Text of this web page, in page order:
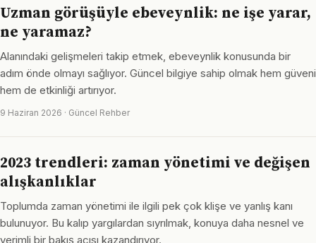
Uzman görüşüyle ebeveynlik: ne işe yarar,
ne yaramaz?
Alanındaki gelişmeleri takip etmek, ebeveynlik konusunda bir
adım önde olmayı sağlıyor. Güncel bilgiye sahip olmak hem güveni
hem de etkinliği artırıyor.
9 Haziran 2026 · Güncel Rehber
2023 trendleri: zaman yönetimi ve değişen
alışkanlıklar
Toplumda zaman yönetimi ile ilgili pek çok klişe ve yanlış kanı
bulunuyor. Bu kalıp yargılardan sıyrılmak, konuya daha nesnel ve
verimli bir bakış açısı kazandırıyor.